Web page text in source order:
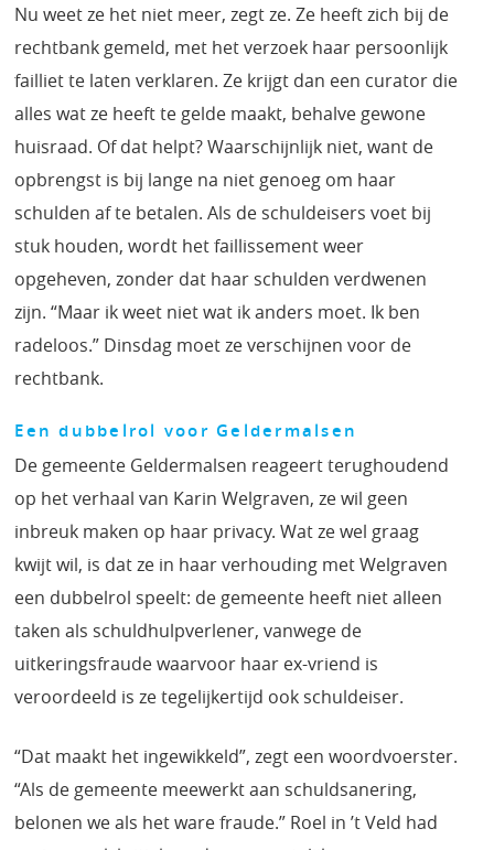
Nu weet ze het niet meer, zegt ze. Ze heeft zich bij de
rechtbank gemeld, met het verzoek haar persoonlijk
failliet te laten verklaren. Ze krijgt dan een curator die
alles wat ze heeft te gelde maakt, behalve gewone
huisraad. Of dat helpt? Waarschijnlijk niet, want de
opbrengst is bij lange na niet genoeg om haar
schulden af te betalen. Als de schuldeisers voet bij
stuk houden, wordt het faillissement weer
opgeheven, zonder dat haar schulden verdwenen
zijn. “Maar ik weet niet wat ik anders moet. Ik ben
radeloos.” Dinsdag moet ze verschijnen voor de
rechtbank.
Een dubbelrol voor Geldermalsen
De gemeente Geldermalsen reageert terughoudend
op het verhaal van Karin Welgraven, ze wil geen
inbreuk maken op haar privacy. Wat ze wel graag
kwijt wil, is dat ze in haar verhouding met Welgraven
een dubbelrol speelt: de gemeente heeft niet alleen
taken als schuldhulpverlener, vanwege de
uitkeringsfraude waarvoor haar ex-vriend is
veroordeeld is ze tegelijkertijd ook schuldeiser.
“Dat maakt het ingewikkeld”, zegt een woordvoerster.
“Als de gemeente meewerkt aan schuldsanering,
belonen we als het ware fraude.” Roel in ’t Veld had